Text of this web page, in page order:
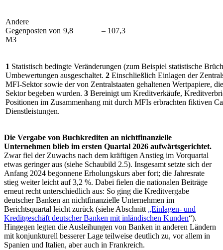
Andere
Gegenposten von
M3
9,8 – 107,3
1 Statistisch bedingte Veränderungen (zum Beispiel statistische
Umbewertungen ausgeschaltet. 2 Einschließlich Einlagen der
MFI-Sektor sowie der von Zentralstaaten gehaltenen Wertpapiere,
Sektor begeben wurden. 3 Bereinigt um Kreditverkäufe,
Positionen im Zusammenhang mit durch MFIs erbrachten fiktiven
Dienstleistungen.
Die Vergabe von Buchkrediten an nichtfinanzielle
Unternehmen blieb im ersten Quartal 2026 aufwärtsgerichtet.
Zwar fiel der Zuwachs nach dem kräftigen Anstieg im Vorquartal
etwas geringer aus (siehe Schaubild 2.5). Insgesamt setzte sich der
Anfang 2024 begonnene Erholungskurs aber fort; die Jahresrate
stieg weiter leicht auf 3,2 %. Dabei fielen die nationalen Beiträge
erneut recht unterschiedlich aus: So ging die Kreditvergabe
deutscher Banken an nichtfinanzielle Unternehmen im
Berichtsquartal leicht zurück (siehe Abschnitt „Einlagen- und
Kreditgeschäft deutscher Banken mit inländischen Kunden“).
Hingegen legten die Ausleihungen von Banken in anderen Ländern
mit konjunkturell besserer Lage teilweise deutlich zu, vor allem in
Spanien und Italien, aber auch in Frankreich.